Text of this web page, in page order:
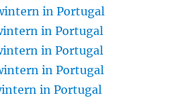
in Portugal
in Portugal
in Portugal
in Portugal
in Portugal